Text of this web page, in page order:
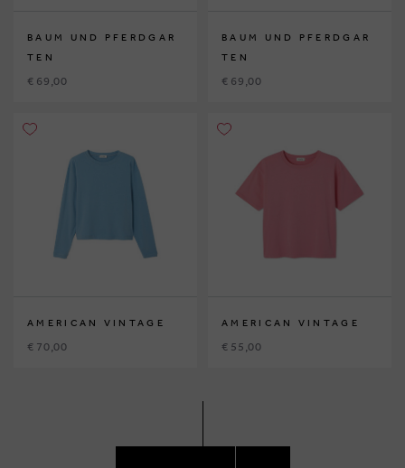
BAUM UND PFERDGAR
TEN
€ 69,00
BAUM UND PFERDGAR
TEN
€ 69,00
AMERICAN VINTAGE
€ 70,00
AMERICAN VINTAGE
€ 55,00